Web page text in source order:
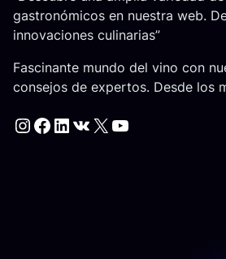
gastronómicos en nuestra web.
innovaciones culinarias”
Fascinante mundo del vino con
consejos de expertos. Desde los
Instagram Facebook LinkedIn VK X YouTube